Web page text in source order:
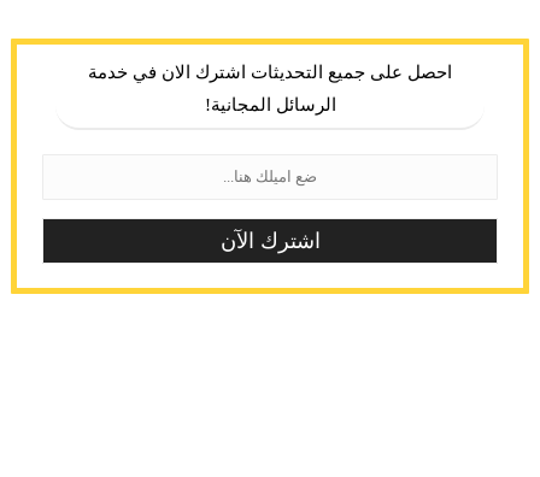
احصل على جميع التحديثات اشترك الان في خدمة
الرسائل المجانية!